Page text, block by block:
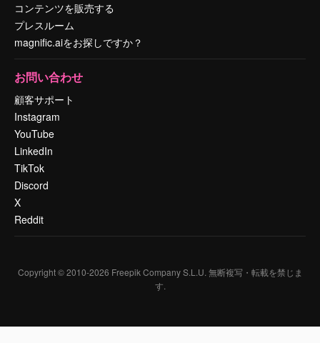
コンテンツを販売する
プレスルーム
magnific.aiをお探しですか？
お問い合わせ
顧客サポート
Instagram
YouTube
LinkedIn
TikTok
Discord
X
Reddit
Copyright © 2010-2026 Freepik Company S.L.U. 無断複写・転載を禁じま
す.